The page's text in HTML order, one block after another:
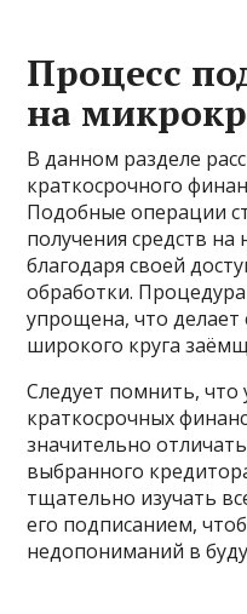
Процесс
на
В данном разделе
краткосрочного
Подобные операции
получения средств
благодаря своей
обработки.
упрощена, что делает
широкого круга
Следует помнить, что
краткосрочных
значительно
выбранного
тщательно изучать
его подписанием,
недопониманий в